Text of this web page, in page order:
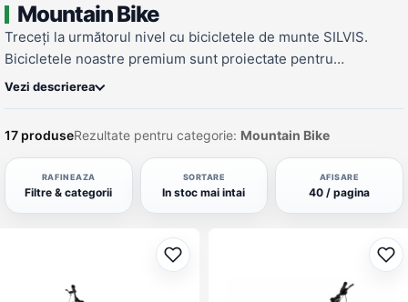
Mountain Bike
Treceți la următorul nivel cu bicicletele de munte SILVIS.
Bicicletele noastre premium sunt proiectate pentru
performanță și durabilitate, ceea ce le face alegerea perfectă
bicicleta de munte SILVIS perfectă pentru nevoile
dumneavoastră. Bicicletele noastre dispun de componente de
top, inclusiv sisteme de suspensie, fr&acirc;ne hidraulice pe
disc și materiale ușoare pentru cadru. Fie că abordați terenuri
dificile sau pur și simplu vă plimbați prin natură, bicicletele
montane SILVIS oferă combinația perfectă de control, confort
și viteză. &Icirc;mbunătățiți-vă astăzi experiența de ciclism cu
Vezi descrierea
17 produseRezultate pentru categorie: Mountain Bike
RAFINEAZA
Filtre & categorii
SORTARE
In stoc mai intai
AFISARE
40 / pagina
Adaugă la favorite